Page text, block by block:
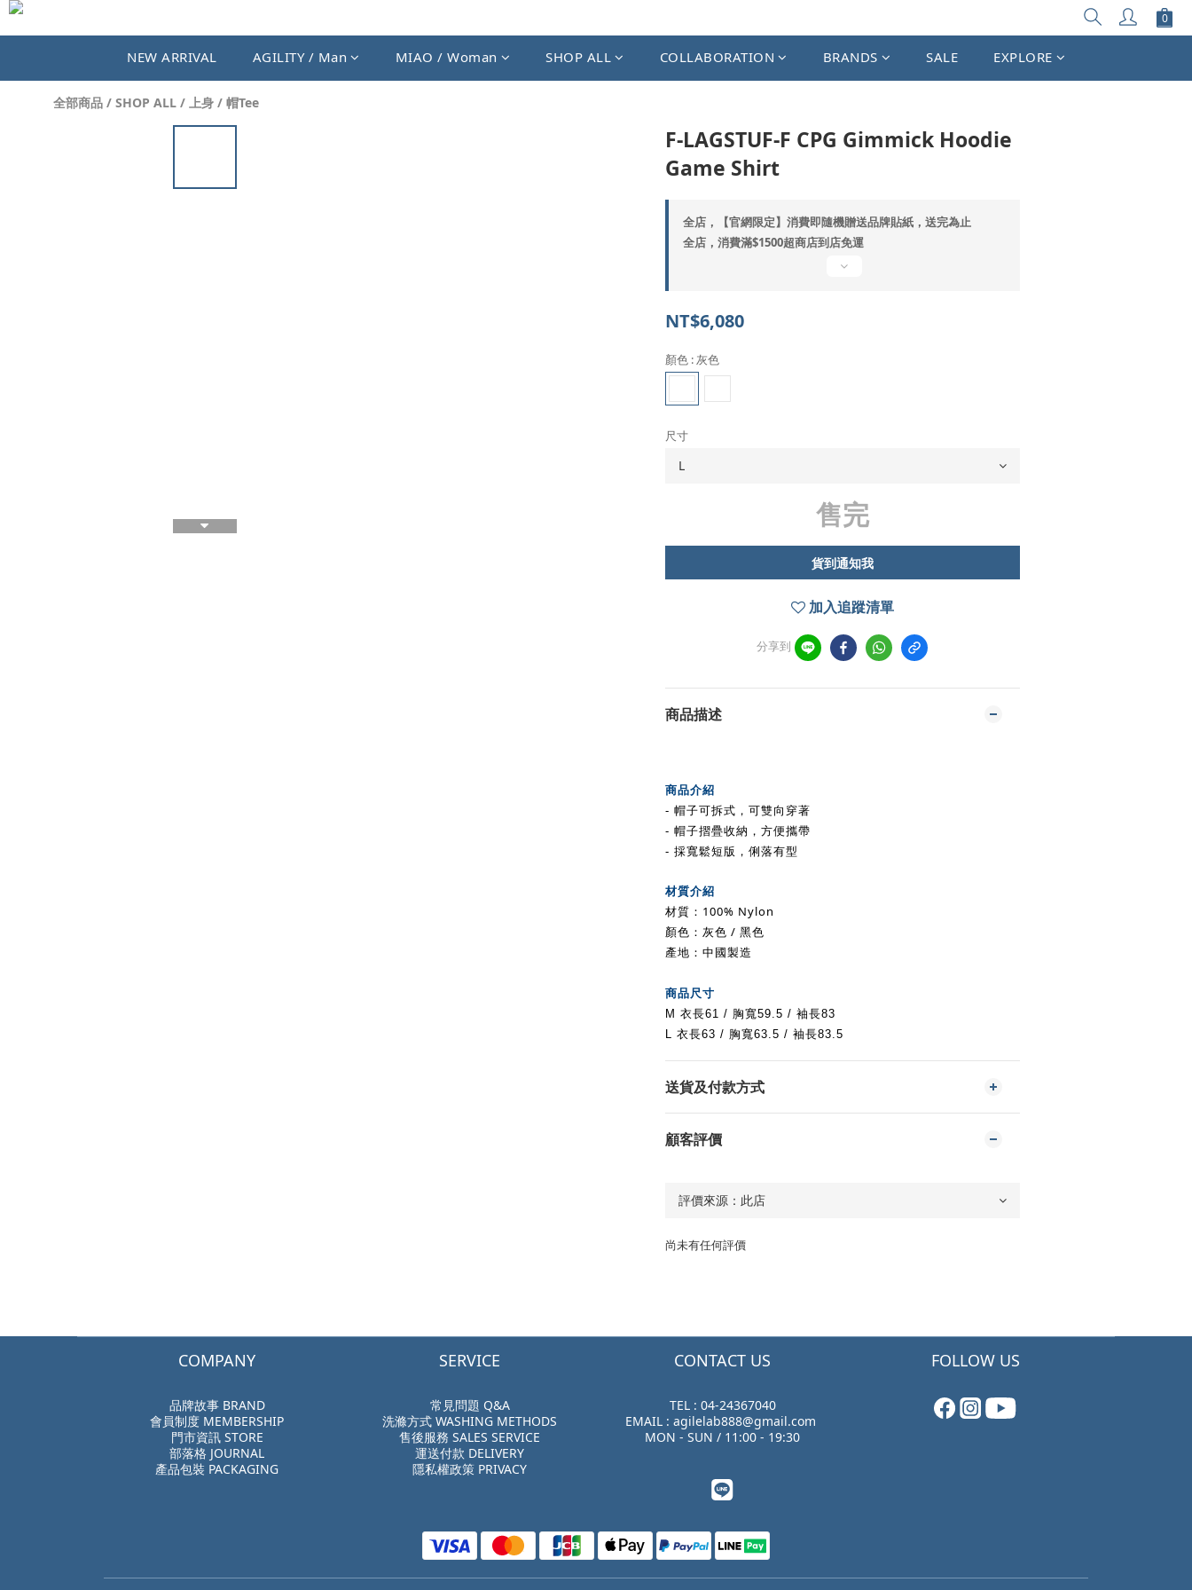
NEW ARRIVAL AGILITY / Man MIAO / Woman SHOP ALL COLLABORATION BRANDS SALE EXPLORE
全部商品 / SHOP ALL / 上身 / 帽Tee
F-LAGSTUF-F CPG Gimmick Hoodie
Game Shirt
全店，【官網限定】消費即隨機贈送品牌貼紙，送完為止
全店，消費滿$1500超商店到店免運
NT$6,080
顏色 : 灰色
尺寸
售完
貨到通知我
加入追蹤清單
分享到
商品描述
商品介紹
- 帽子可拆式，可雙向穿著
- 帽子摺疊收納，方便攜帶
- 採寬鬆短版，俐落有型
材質介紹
材質 ：100% Nylon
顏色：灰色 / 黑色
產地：中國製造
商品尺寸
M 衣長61 / 胸寬59.5 / 袖長83
L 衣長63 / 胸寬63.5 / 袖長83.5
送貨及付款方式
顧客評價
尚未有任何評價
COMPANY
品牌故事 BRAND
會員制度 MEMBERSHIP
門市資訊 STORE
部落格 JOURNAL
產品包裝 PACKAGING
SERVICE
常見問題 Q&A
洗滌方式 WASHING METHODS
售後服務 SALES SERVICE
運送付款 DELIVERY
隱私權政策 PRIVACY
CONTACT US
TEL : 04-24367040
EMAIL : agilelab888@gmail.com
MON - SUN / 11:00 - 19:30
FOLLOW US